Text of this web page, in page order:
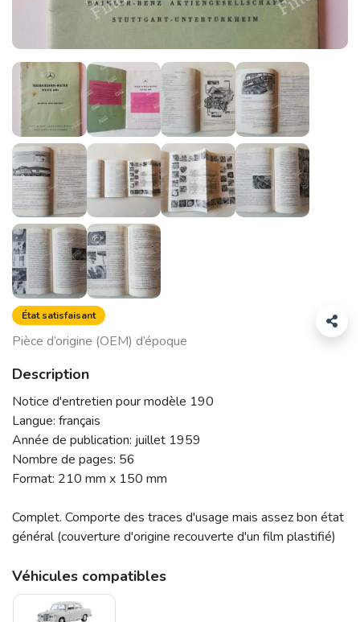
État satisfaisant
Pièce d’origine (OEM) d’époque
Description
Notice d'entretien pour modèle 190
Langue: français
Année de publication: juillet 1959
Nombre de pages: 56
Format: 210 mm x 150 mm
Complet. Comporte des traces d'usage mais assez bon état
général (couverture d'origine recouverte d'un film plastifié)
Véhicules compatibles